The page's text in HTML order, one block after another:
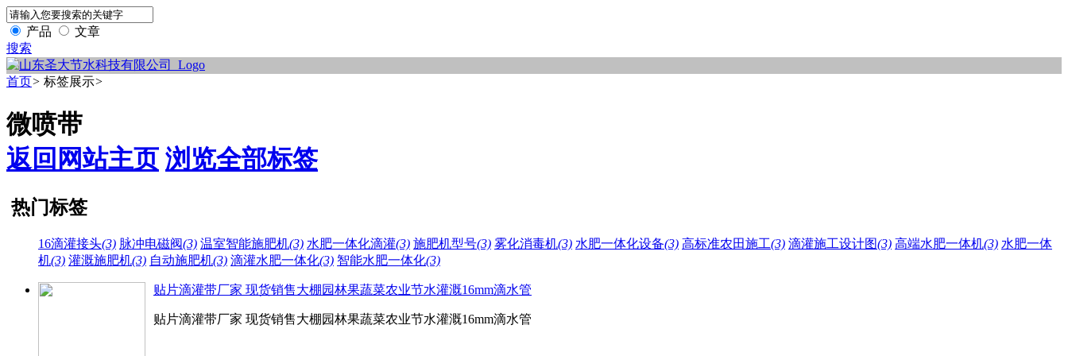
产品
文章
搜索
首页> 标签展示>
微喷带
返回网站主页 浏览全部标签
热门标签
16滴灌接头(3) 脉冲电磁阀(3) 温室智能施肥机(3) 水肥一体化滴灌(3) 施肥机型号(3) 雾化消毒机(3) 水肥一体化设备(3) 高标准农田施工(3) 滴灌施工设计图(3) 高端水肥一体机(3) 水肥一体
机(3) 灌溉施肥机(3) 自动施肥机(3) 滴灌水肥一体化(3) 智能水肥一体化(3)
贴片滴灌带厂家 现货销售大棚园林果蔬菜农业节水灌溉16mm滴水管
贴片滴灌带厂家 现货销售大棚园林果蔬菜农业节水灌溉16mm滴水管